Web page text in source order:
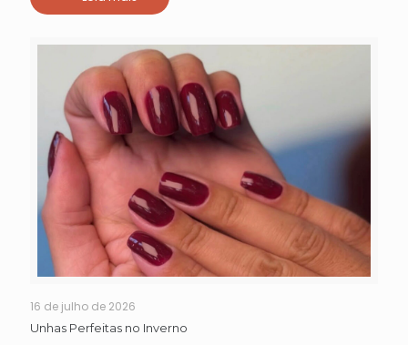
16 de julho de 2026
Unhas Perfeitas no Inverno